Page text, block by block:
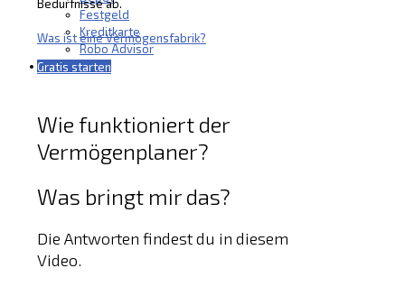
Festgeld
Kreditkarte
Robo Advisor
Über uns
Bedürfnisse ab.
Was ist eine Vermögensfabrik?
Gratis starten
Wie funktioniert der
Vermögenplaner?
Was bringt mir das?
Die Antworten findest du in diesem
Video.